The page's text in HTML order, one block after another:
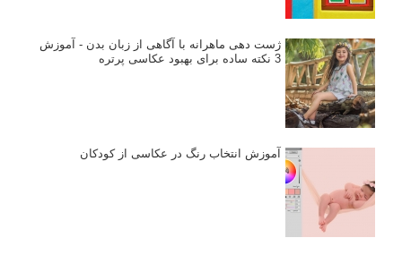
ژست دهی ماهرانه با آگاهی از زبان بدن - آموزش
3 نکته ساده برای بهبود عکاسی پرتره
آموزش انتخاب رنگ در عکاسی از کودکان